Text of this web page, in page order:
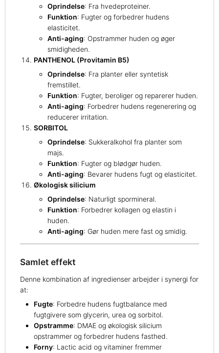
Oprindelse: Fra hvedeproteiner.
Funktion: Fugter og forbedrer hudens
elasticitet.
Anti-aging: Opstrammer huden og øger
smidigheden.
PANTHENOL (Provitamin B5)
Oprindelse: Fra planter eller syntetisk
fremstillet.
Funktion: Fugter, beroliger og reparerer huden.
Anti-aging: Forbedrer hudens regenerering og
reducerer irritation.
SORBITOL
Oprindelse: Sukkeralkohol fra planter som
majs.
Funktion: Fugter og blødgør huden.
Anti-aging: Bevarer hudens fugt og elasticitet.
Økologisk silicium
Oprindelse: Naturligt spormineral.
Funktion: Forbedrer kollagen og elastin i
huden.
Anti-aging: Gør huden mere fast og smidig.
Samlet effekt
Denne kombination af ingredienser arbejder i synergi for
at:
Fugte: Forbedre hudens fugtbalance med
fugtgivere som glycerin, urea og sorbitol.
Opstramme: DMAE og økologisk silicium
opstrammer og forbedrer hudens fasthed.
Forny: Lactic acid og vitaminer fremmer